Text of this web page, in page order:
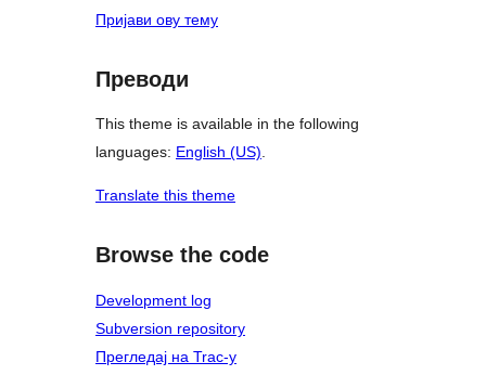
Пријави ову тему
Преводи
This theme is available in the following
languages: English (US).
Translate this theme
Browse the code
Development log
Subversion repository
Прегледај на Trac-у